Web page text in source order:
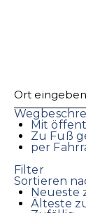
Mit
Zu Fuß
per
Filter
Sortieren
Neueste
Älteste